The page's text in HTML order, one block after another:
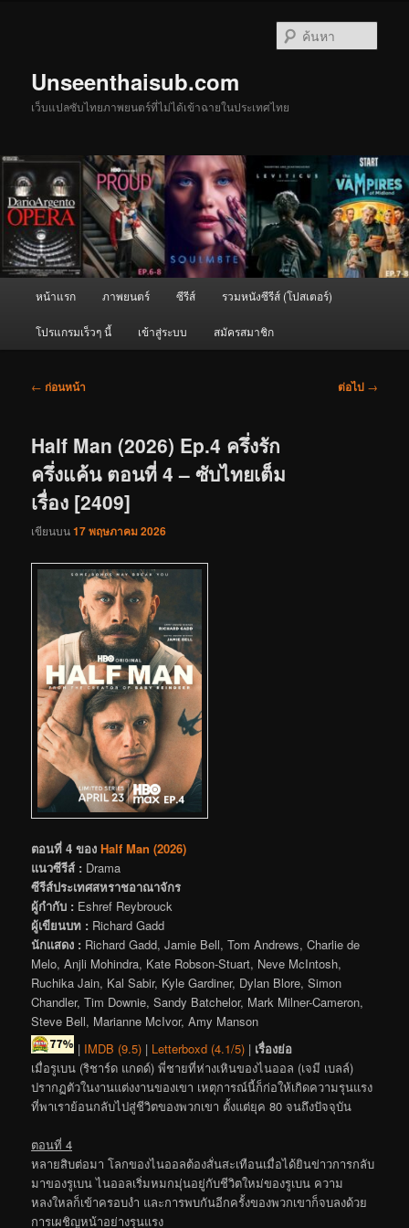
Unseenthaisub.com
เว็บแปลซับไทยภาพยนตร์ที่ไม่ได้เข้าฉายในประเทศไทย
หน้าแรก ภาพยนตร์ ซีรีส์ รวมหนังซีรีส์ (โปสเตอร์)
โปรแกรมเร็วๆ นี้ เข้าสู่ระบบ สมัครสมาชิก
เมนู
← ก่อนหน้า ต่อไป →
Half Man (2026) Ep.4 ครึ่งรัก
ครึ่งแค้น ตอนที่ 4 – ซับไทยเต็ม
เรื่อง [2409]
เขียนบน17 พฤษภาคม 2026
ตอนที่ 4 ของ Half Man (2026)
แนวซีรีส์ : Drama
ซีรีส์ประเทศสหราชอาณาจักร
ผู้กำกับ : Eshref Reybrouck
ผู้เขียนบท : Richard Gadd
นักแสดง : Richard Gadd, Jamie Bell, Tom Andrews, Charlie de
Melo, Anjli Mohindra, Kate Robson-Stuart, Neve McIntosh,
Ruchika Jain, Kal Sabir, Kyle Gardiner, Dylan Blore, Simon
Chandler, Tim Downie, Sandy Batchelor, Mark Milner-Cameron,
Steve Bell, Marianne McIvor, Amy Manson
| IMDB (9.5) | Letterboxd (4.1/5) | เรื่องย่อ
เมื่อรูเบน (ริชาร์ด แกดด์) พี่ชายที่ห่างเหินของไนออล (เจมี เบลล์)
ปรากฏตัวในงานแต่งงานของเขา เหตุการณ์นี้ก็ก่อให้เกิดความรุนแรง
ที่พาเราย้อนกลับไปสู่ชีวิตของพวกเขา ตั้งแต่ยุค 80 จนถึงปัจจุบัน
ตอนที่ 4
หลายสิบต่อมา โลกของไนออลต้องสั่นสะเทือนเมื่อได้ยินข่าวการกลับ
มาของรูเบน ไนออลเริ่มหมกมุ่นอยู่กับชีวิตใหม่ของรูเบน ความ
หลงใหลก็เข้าครอบงำ และการพบกันอีกครั้งของพวกเขาก็จบลงด้วย
การเผชิญหน้าอย่างรุนแรง